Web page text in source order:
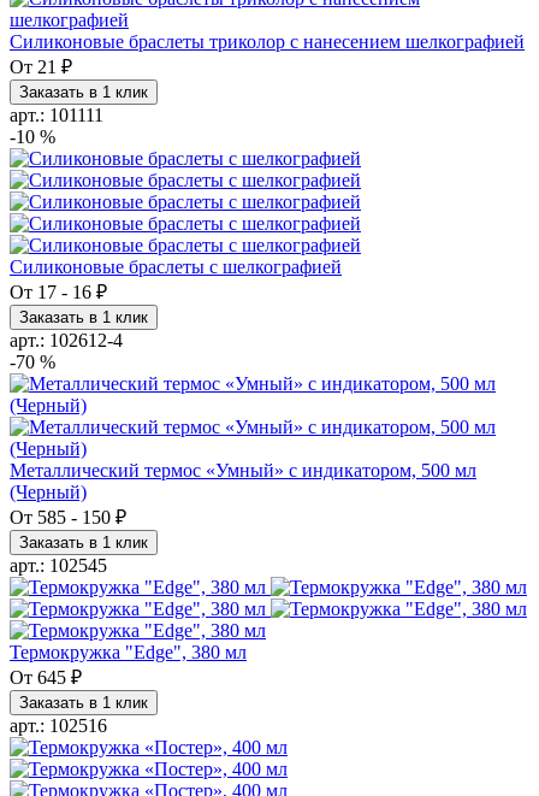
Силиконовые браслеты триколор с нанесением шелкографией
От 21 ₽
Заказать в 1 клик
арт.: 101111
-10 %
Силиконовые браслеты с шелкографией
От 17 - 16 ₽
Заказать в 1 клик
арт.: 102612-4
-70 %
Металлический термос «Умный» с индикатором, 500 мл
(Черный)
От 585 - 150 ₽
Заказать в 1 клик
арт.: 102545
Термокружка "Edge", 380 мл
От 645 ₽
Заказать в 1 клик
арт.: 102516